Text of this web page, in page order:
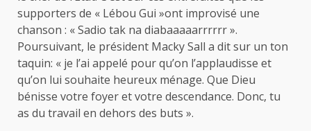
supporters de « Lébou Gui »ont improvisé une
chanson : « Sadio tak na diabaaaaarrrrrr ».
Poursuivant, le président Macky Sall a dit sur un ton
taquin: « je l’ai appelé pour qu’on l’applaudisse et
qu’on lui souhaite heureux ménage. Que Dieu
bénisse votre foyer et votre descendance. Donc, tu
as du travail en dehors des buts ».